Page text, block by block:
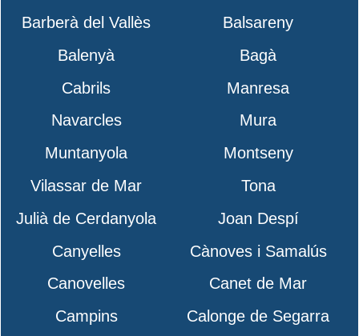
Barberà del Vallès
Balsareny
Balenyà
Bagà
Cabrils
Manresa
Navarcles
Mura
Muntanyola
Montseny
Vilassar de Mar
Tona
Julià de Cerdanyola
Joan Despí
Canyelles
Cànoves i Samalús
Canovelles
Canet de Mar
Campins
Calonge de Segarra